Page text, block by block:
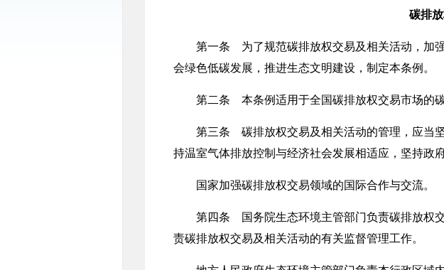
碳排
第一条 为了规范碳排放权交易及相关活动，加强
会绿色低碳发展，推进生态文明建设，制定本条例。
第二条 本条例适用于全国碳排放权交易市场的碳
第三条 碳排放权交易及相关活动的管理，应当坚
持温室气体排放控制与经济社会发展相适应，坚持政
国家加强碳排放权交易领域的国际合作与交流。
第四条 国务院生态环境主管部门负责碳排放权交
责碳排放权交易及相关活动的有关监督管理工作。